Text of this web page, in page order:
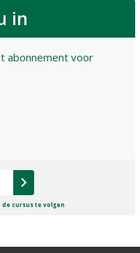
in
abonnement voor
de cursus te volgen